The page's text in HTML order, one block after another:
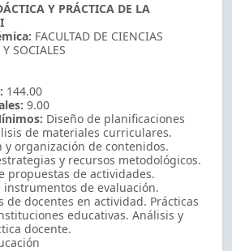
Y PRÁCTICA DE LA
FACULTAD DE CIENCIAS
SOCIALES
144.00
9.00
Diseño de planificaciones
de materiales curriculares.
y organización de contenidos.
y recursos metodológicos.
propuestas de actividades.
instrumentos de evaluación.
de docentes en actividad. Prácticas
educativas. Análisis y
docente.